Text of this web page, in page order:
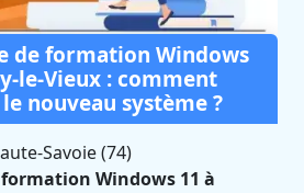
Windows 11 à
Vieux (Haute-
Savoie)
et éligible CPF
de formation Windows
le-Vieux : comment
nouveau système ?
Savoie (74)
formation Windows 11 à